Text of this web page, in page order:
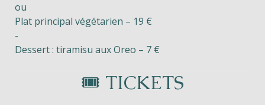
ou
Plat principal végétarien – 19 €
-
Dessert : tiramisu aux Oreo – 7 €
🎟️ TICKETS